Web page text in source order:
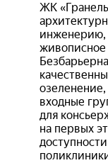
ЖК
инженерию,
входные
для
на первых